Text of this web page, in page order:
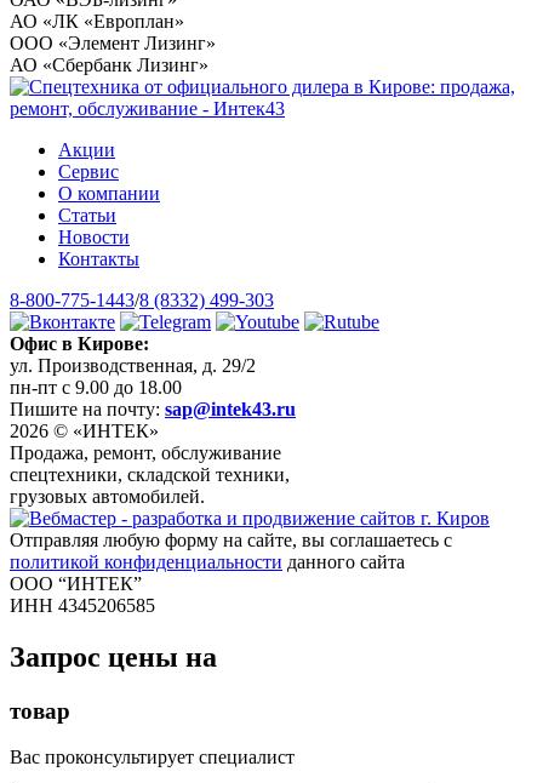
АО «ЛК «Европлан»
ООО «Элемент Лизинг»
АО «Сбербанк Лизинг»
Акции
Сервис
О компании
Статьи
Новости
Контакты
8-800-775-1443/8 (8332) 499-303
Офис в Кирове:
ул. Производственная, д. 29/2
пн-пт с 9.00 до 18.00
Пишите на почту: sap@intek43.ru
2026 © «ИНТЕК»
Продажа, ремонт, обслуживание
спецтехники, складской техники,
грузовых автомобилей.
Отправляя любую форму на сайте, вы соглашаетесь с
политикой конфиденциальности данного сайта
ООО “ИНТЕК”
ИНН 4345206585
Запрос цены на
товар
Вас проконсультирует специалист